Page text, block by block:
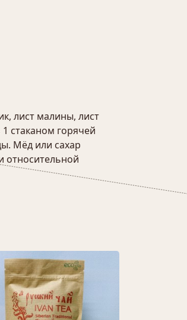
лист малины, лист
стаканом горячей
Мёд или сахар
относительной